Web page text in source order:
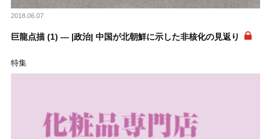
2018.06.07
巨龍点描 (1) ― |政治| 中国が北朝鮮に示した非核化の見返り
特集